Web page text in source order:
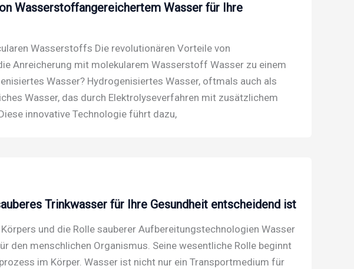
Wasserstoffangereichertem Wasser für Ihre
Wasserstoffs Die revolutionären Vorteile von
Anreicherung mit molekularem Wasserstoff Wasser zu einem
Wasser? Hydrogenisiertes Wasser, oftmals auch als
Wasser, das durch Elektrolyseverfahren mit zusätzlichem
innovative Technologie führt dazu,
Trinkwasser für Ihre Gesundheit entscheidend ist
und die Rolle sauberer Aufbereitungstechnologien Wasser
den menschlichen Organismus. Seine wesentliche Rolle beginnt
im Körper. Wasser ist nicht nur ein Transportmedium für